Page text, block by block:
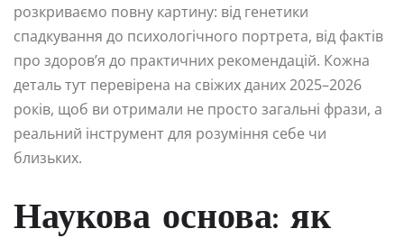
розкриваємо повну картину: від генетики
спадкування до психологічного портрета, від фактів
про здоров’я до практичних рекомендацій. Кожна
деталь тут перевірена на свіжих даних 2025–2026
років, щоб ви отримали не просто загальні фрази, а
реальний інструмент для розуміння себе чи
близьких.
Наукова основа: як